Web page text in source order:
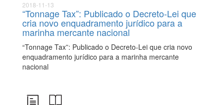
2018-11-13
“Tonnage Tax”: Publicado o Decreto-Lei que
cria novo enquadramento jurídico para a
marinha mercante nacional
“Tonnage Tax”: Publicado o Decreto-Lei que cria novo
enquadramento jurídico para a marinha mercante
nacional